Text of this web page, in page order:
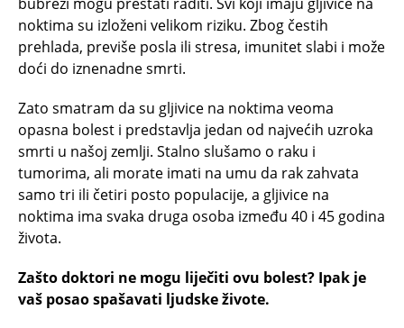
noktima su izloženi velikom riziku. Zbog čestih
prehlada, previše posla ili stresa, imunitet slabi i može
doći do iznenadne smrti.
Zato smatram da su gljivice na noktima veoma
opasna bolest i predstavlja jedan od najvećih uzroka
smrti u našoj zemlji. Stalno slušamo o raku i
tumorima, ali morate imati na umu da rak zahvata
samo tri ili četiri posto populacije, a gljivice na
noktima ima svaka druga osoba između 40 i 45 godina
života.
Zašto doktori ne mogu liječiti ovu bolest? Ipak je
vaš posao spašavati ljudske živote.